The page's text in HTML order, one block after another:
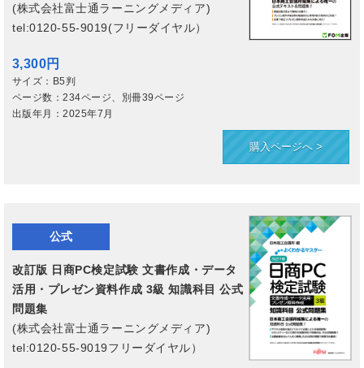
(株式会社富士通ラーニングメディア)
tel:0120-55-9019(フリーダイヤル）
3,300円
サイズ：B5判
ページ数：234ページ、別冊39ページ
出版年月：2025年7月
購入ページへ >
公式
改訂版 日商PC検定試験 文書作成・データ
活用・プレゼン資料作成 3級 知識科目 公式
問題集
(株式会社富士通ラーニングメディア)
tel:0120-55-9019フリーダイヤル）